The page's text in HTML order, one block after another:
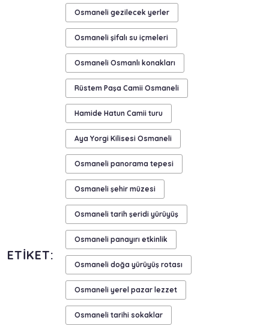
ETIKET:
Osmaneli gezilecek yerler
Osmaneli şifalı su içmeleri
Osmaneli Osmanlı konakları
Rüstem Paşa Camii Osmaneli
Hamide Hatun Camii turu
Aya Yorgi Kilisesi Osmaneli
Osmaneli panorama tepesi
Osmaneli şehir müzesi
Osmaneli tarih şeridi yürüyüş
Osmaneli panayırı etkinlik
Osmaneli doğa yürüyüş rotası
Osmaneli yerel pazar lezzet
Osmaneli tarihi sokaklar